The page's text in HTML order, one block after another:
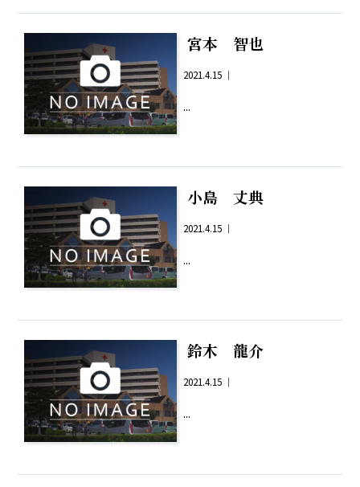
宮本 智也
2021.4.15 ｜
...
小島 丈典
2021.4.15 ｜
...
鈴木 龍介
2021.4.15 ｜
...